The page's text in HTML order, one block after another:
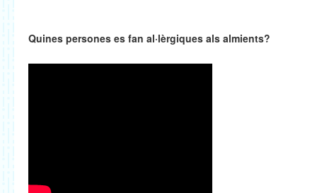
Quines persones es fan al·lèrgiques als almients?